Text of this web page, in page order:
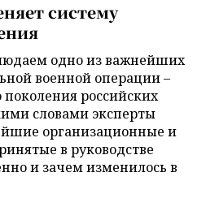
систему
одно из важнейших
военной операции –
российских
словами эксперты
организационные и
в руководстве
и зачем изменилось в